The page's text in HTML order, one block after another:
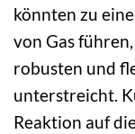
könnten zu
von Gas
robusten und
unterstreicht.
Reaktion auf